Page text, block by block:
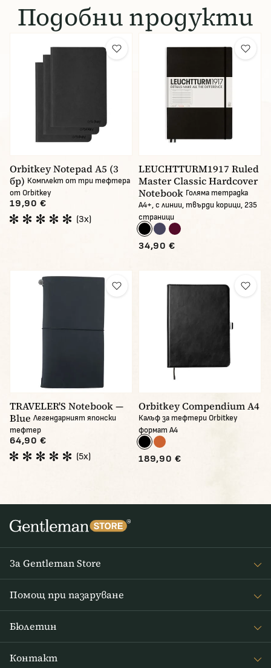
Подобни продукти
Orbitkey Notepad A5 (3
бр) Комплект от три тефтера
от Orbitkey
19,90 €
(3x)
LEUCHTTURM1917 Ruled
Master Classic Hardcover
Notebook Голяма тетрадка
А4+, с линии, твърди корици, 235
страници
34,90 €
TRAVELER'S Notebook —
Blue Легендарният японски
тефтер
64,90 €
(5x)
Orbitkey Compendium A4
Калъф за тефтери Orbitkey
формат A4
189,90 €
За Gentleman Store
Помощ при пазаруване
Доставка и плащане
Бюлетин
и новини за нови продукти и специални оферти
Контакт